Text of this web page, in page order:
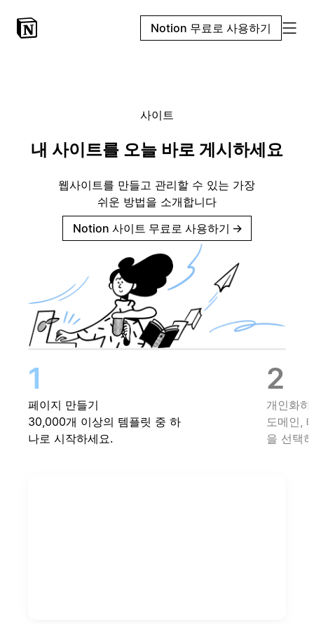
Notion 무료로 사용하기
사이트
내 사이트를 오늘 바로 게시하세요
웹사이트를 만들고 관리할 수 있는 가장
쉬운 방법을 소개합니다
Notion 사이트 무료로 사용하기 →
페이지 만들기
30,000개 이상의 템플릿 중 하
나로 시작하세요.
개인화하
도메인,
을 선택